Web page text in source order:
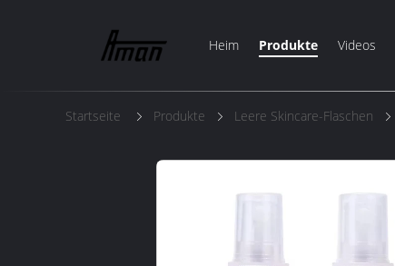
Heim Produkte Videos
Startseite Produkte Leere Skincare-Flaschen